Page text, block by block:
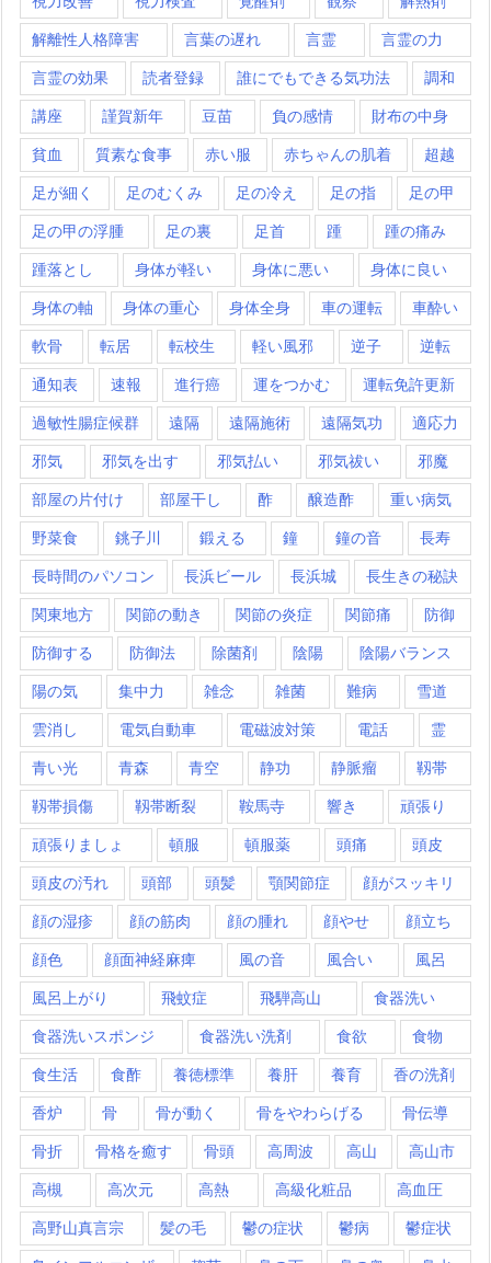
解離性人格障害 言葉の遅れ 言霊 言霊の力
言霊の効果 読者登録 誰にでもできる気功法 調和
講座 謹賀新年 豆苗 負の感情 財布の中身
貧血 質素な食事 赤い服 赤ちゃんの肌着 超越
足が細く 足のむくみ 足の冷え 足の指 足の甲
足の甲の浮腫 足の裏 足首 踵 踵の痛み
踵落とし 身体が軽い 身体に悪い 身体に良い
身体の軸 身体の重心 身体全身 車の運転 車酔い
軟骨 転居 転校生 軽い風邪 逆子 逆転
通知表 速報 進行癌 運をつかむ 運転免許更新
過敏性腸症候群 遠隔 遠隔施術 遠隔気功 適応力
邪気 邪気を出す 邪気払い 邪気祓い 邪魔
部屋の片付け 部屋干し 酢 醸造酢 重い病気
野菜食 銚子川 鍛える 鐘 鐘の音 長寿
長時間のパソコン 長浜ビール 長浜城 長生きの秘訣
関東地方 関節の動き 関節の炎症 関節痛 防御
防御する 防御法 除菌剤 陰陽 陰陽バランス
陽の気 集中力 雑念 雑菌 難病 雪道
雲消し 電気自動車 電磁波対策 電話 霊
青い光 青森 青空 静功 静脈瘤 靱帯
靱帯損傷 靱帯断裂 鞍馬寺 響き 頑張り
頑張りましょ 頓服 頓服薬 頭痛 頭皮
頭皮の汚れ 頭部 頭髪 顎関節症 顔がスッキリ
顔の湿疹 顔の筋肉 顔の腫れ 顔やせ 顔立ち
顔色 顔面神経麻痺 風の音 風合い 風呂
風呂上がり 飛蚊症 飛騨高山 食器洗い
食器洗いスポンジ 食器洗い洗剤 食欲 食物
食生活 食酢 養徳標準 養肝 養育 香の洗剤
香炉 骨 骨が動く 骨をやわらげる 骨伝導
骨折 骨格を癒す 骨頭 高周波 高山 高山市
高槻 高次元 高熱 高級化粧品 高血圧
高野山真言宗 髪の毛 鬱の症状 鬱病 鬱症状